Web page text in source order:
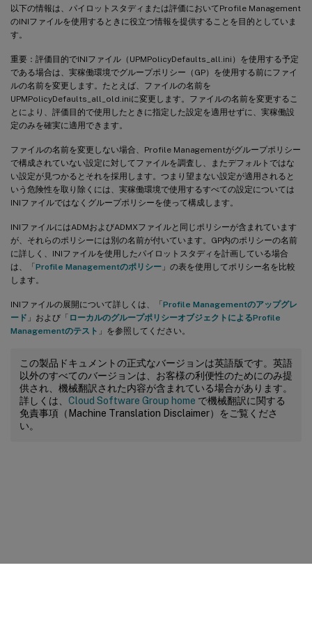
以下の情報は、パイロットスタディまたは評価においてProfile Management
のINIファイルを使用するときに役立つ情報を提供することを目的としていま
す。
重要：評価目的でINIファイル（UPMPolicyDefaults_all.ini）を使用する予定
である場合は、実稼働環境でグループポリシー（GP）を使用する前にファイ
ルの名前を変更します。たとえば、ファイルの名前を
UPMPolicyDefaults_all_old.iniに変更します。ファイルの名前を変更するこ
とにより、評価目的で使用したときに指定した設定を適用せずに、実稼働設
定のみを確実に適用できます。
ファイルの名前を変更しない場合、Profile Managementがグループポリシー
で構成されていない設定に対してファイルを調査し、またデフォルトではな
い設定が見つかるとそれを採用します。つまり望まない設定が適用されると
いう危険性を取り除くには、実稼働環境で使用するすべての設定については
INIファイルではなくグループポリシーを使って構成します。
INIファイルにはADMおよびADMXファイルと同じポリシーが含まれています
が、それらのポリシーには別の名前が付いています。GP内のポリシーの名前
に詳しく、INIファイルを使用したパイロットスタディを計画している場合
は、「Profile Managementのポリシー 」の表を使用してポリシー名を比較
します。
INIファイルの展開について詳しくは、「Profile Managementのアップグレ
ード 」および「 ローカルのグループポリシーオブジェクトによるProfile
Managementのテスト 」を参照してください。
この製品ドキュメントの正式なバージョンは英語版です。英語
以外のすべてのバージョンは、お客様の利便性のためにのみ提
供され、機械翻訳された内容が含まれている場合があります。
詳しくは、 Cloud Software Group home で機械翻訳に関する
免責事項（Machine Translation Disclaimer）をご覧くださ
い。